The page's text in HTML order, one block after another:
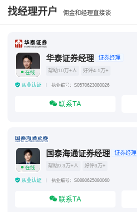
找经理开户 佣金和经理直接谈
在线
华泰证券经理 证券经理
帮助10万+人 好评4.1万+
从业认证 执业编号：S0570623080026
联系TA
在线
国泰海通证券经理 证券经理
帮助9.3万+人 好评3万+
从业认证 执业编号：S0880625080060
联系TA